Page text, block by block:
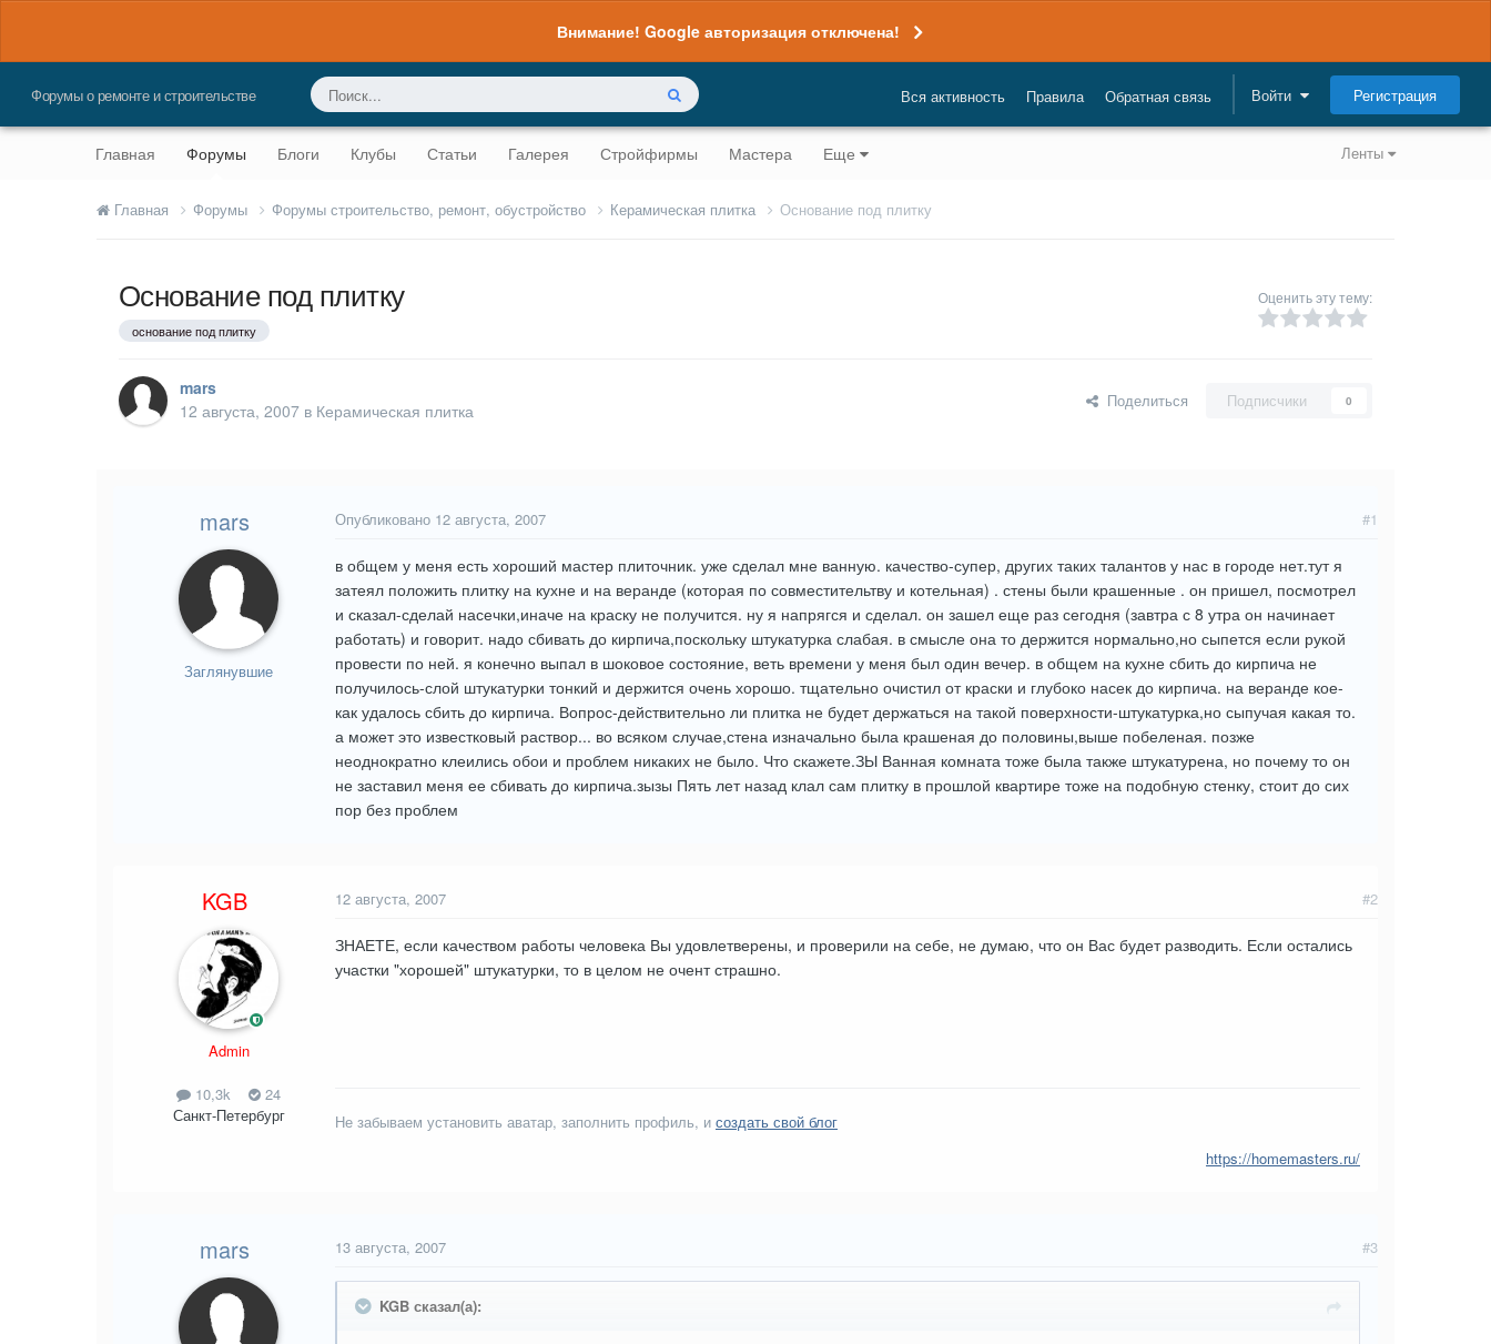
Внимание! Google авторизация отключена!
Форумы о ремонте и строительстве Вся активность Правила Обратная связь Войти Регистрация
Ленты
Главная Форумы Блоги Клубы Статьи Галерея Стройфирмы Мастера Еще
Главная Форумы Форумы строительство, ремонт, обустройство Керамическая плитка Основание под плитку
Основание под плитку
основание под плитку
Оценить эту тему:
mars
12 августа, 2007 в Керамическая плитка Поделиться Подписчики 0
mars
Заглянувшие
#1
Опубликовано 12 августа, 2007
в общем у меня есть хороший мастер плиточник. уже сделал мне ванную. качество-супер, других таких талантов у нас в городе нет.тут я
затеял положить плитку на кухне и на веранде (которая по совместительтву и котельная) . стены были крашенные . он пришел, посмотрел
и сказал-сделай насечки,иначе на краску не получится. ну я напрягся и сделал. он зашел еще раз сегодня (завтра с 8 утра он начинает
работать) и говорит. надо сбивать до кирпича,поскольку штукатурка слабая. в смысле она то держится нормально,но сыпется если рукой
провести по ней. я конечно выпал в шоковое состояние, веть времени у меня был один вечер. в общем на кухне сбить до кирпича не
получилось-слой штукатурки тонкий и держится очень хорошо. тщательно очистил от краски и глубоко насек до кирпича. на веранде кое-
как удалось сбить до кирпича. Вопрос-действительно ли плитка не будет держаться на такой поверхности-штукатурка,но сыпучая какая то.
а может это известковый раствор... во всяком случае,стена изначально была крашеная до половины,выше побеленая. позже
неоднократно клеились обои и проблем никаких не было. Что скажете.ЗЫ Ванная комната тоже была также штукатурена, но почему то он
не заставил меня ее сбивать до кирпича.зызы Пять лет назад клал сам плитку в прошлой квартире тоже на подобную стенку, стоит до сих
пор без проблем
KGB
Admin
10,3k
24
Санкт-Петербург
#2
12 августа, 2007
ЗНАЕТЕ, если качеством работы человека Вы удовлетверены, и проверили на себе, не думаю, что он Вас будет разводить. Если остались
участки "хорошей" штукатурки, то в целом не очент страшно.
Не забываем установить аватар, заполнить профиль, и создать свой блог
https://homemasters.ru/
mars #3
13 августа, 2007
KGB сказал(а):